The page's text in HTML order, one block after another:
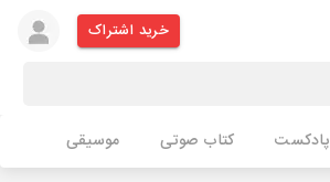
خرید اشتراک
پادکست کتاب صوتی موسیقی